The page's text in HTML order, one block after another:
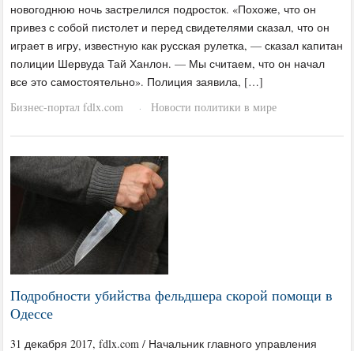
новогоднюю ночь застрелился подросток. «Похоже, что он
привез с собой пистолет и перед свидетелями сказал, что он
играет в игру, известную как русская рулетка, — сказал капитан
полиции Шервуда Тай Ханлон. — Мы считаем, что он начал
все это самостоятельно». Полиция заявила, […]
Бизнес-портал fdlx.com
· Новости политики в мире
Подробности убийства фельдшера скорой помощи в
Одессе
31 декабря 2017, fdlx.com / Начальник главного управления